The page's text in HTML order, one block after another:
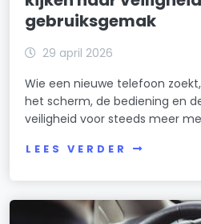
gebruiksgemak
29 april 2026
Wie een nieuwe telefoon
het scherm, de bediening en
veiligheid voor steeds meer
LEES VERDER